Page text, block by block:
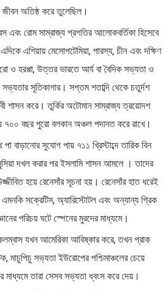
জীবন অতিষ্ঠ করে তুলেছিল।
এবং রোম সাম্রাজ্য প্রগতির আলোকবর্তিকা হিসেবে
এশিয়ায় মেসোপটেমিয়া, পারস্য, চীন এবং দক্ষিণ
ও হরপ্পা, উত্তর ভারতে আর্য বা বৈদিক সভ্যতা ও
সূতিকাগার। সপ্তম শতাব্দি থেকে চতুর্দশ
শাসন করে। তুর্কির অটোমান সাম্রাজ্য ত্রয়োদশ
৭০০ বছর পুরো বলকান অঞ্চল পদানত করে রাখে।
বাড়ানোর সুযোগ পায় ৭১১ খ্রিস্টাব্দে তারিক বিন
দখল করার পর ইসলামি শাসন আমলে । তাদের
হয়ে রেনেসাঁর সূচনা হয়। রেনেসাঁর হাত ধরেই
এমনকি সক্রেটিস, অ্যারিস্টোটল এবং অন্যান্য গ্রিক
পরিচয় ঘটে স্পেনের মুরদের মাধ্যমে।
যখন আমেরিকা আবিষ্কার করে, তখন প্রাক
মাচুপিচু সভ্যতা ইউরোপের পশ্চিমাঞ্চলের চেয়ে
তারা সেসব সভ্যতা ধ্বংস করে দেয়।